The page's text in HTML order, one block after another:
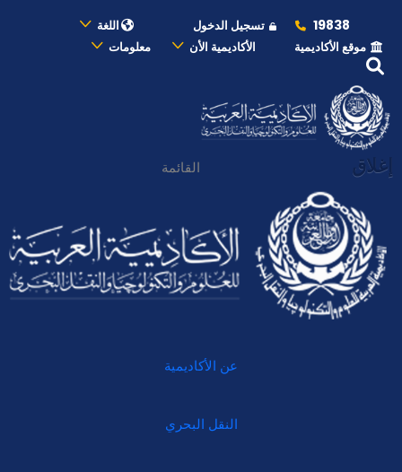
19838 تسجيل الدخول
اللغة
موقع الأكاديمية
الأكاديمية الأن معلومات
إغلاق القائمة
عن الأكاديمية
النقل البحري